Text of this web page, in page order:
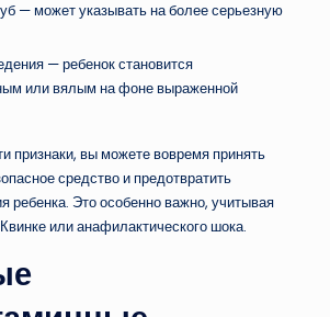
— может указывать на более серьезную
— ребенок становится
или вялым на фоне выраженной
признаки, вы можете вовремя принять
средство и предотвратить
ребенка. Это особенно важно, учитывая
или анафилактического шока.